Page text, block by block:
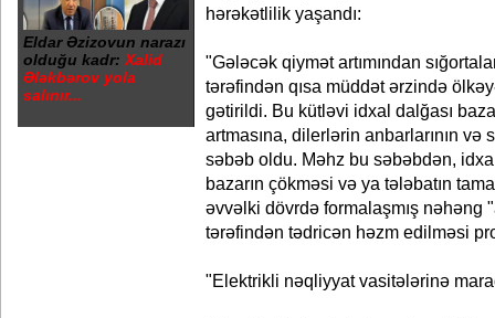
Eldar Əzizovun narazı
olduğu kadr: Xalid
Ələkbərov yola
salınır...
hərəkətlilik yaşandı:
"Gələcək qiymət artımından
tərəfindən qısa müddət ərzində
gətirildi. Bu kütləvi idxal dalğası
artmasına, dilerlərin anbarlarının və
səbəb oldu. Məhz bu səbəbdən,
bazarın çökməsi və ya tələbatın
əvvəlki dövrdə formalaşmış nəhəng
tərəfindən tədricən həzm edilməsi
"Elektrikli nəqliyyat vasitələrinə